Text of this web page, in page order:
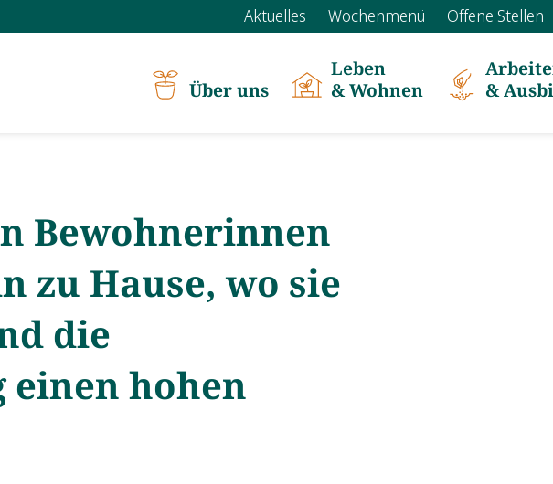
Aktuelles Wochenmenü Offene Stellen
Bewohnerinnen
zu Hause, wo sie
die
einen hohen